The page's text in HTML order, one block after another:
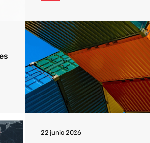
22 junio 2026